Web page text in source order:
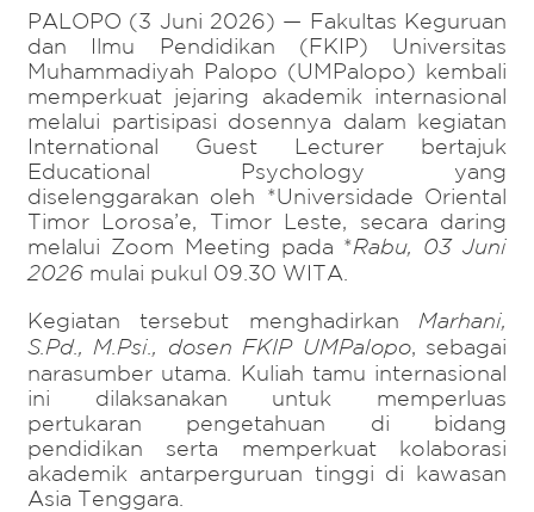
PALOPO (3 Juni 2026) — Fakultas Keguruan
dan Ilmu Pendidikan (FKIP) Universitas
Muhammadiyah Palopo (UMPalopo) kembali
memperkuat jejaring akademik internasional
melalui partisipasi dosennya dalam kegiatan
International Guest Lecturer bertajuk
Educational Psychology yang
diselenggarakan oleh *Universidade Oriental
Timor Lorosa’e, Timor Leste, secara daring
melalui Zoom Meeting pada *Rabu, 03 Juni
2026 mulai pukul 09.30 WITA.
Kegiatan tersebut menghadirkan Marhani,
S.Pd., M.Psi., dosen FKIP UMPalopo, sebagai
narasumber utama. Kuliah tamu internasional
ini dilaksanakan untuk memperluas
pertukaran pengetahuan di bidang
pendidikan serta memperkuat kolaborasi
akademik antarperguruan tinggi di kawasan
Asia Tenggara.